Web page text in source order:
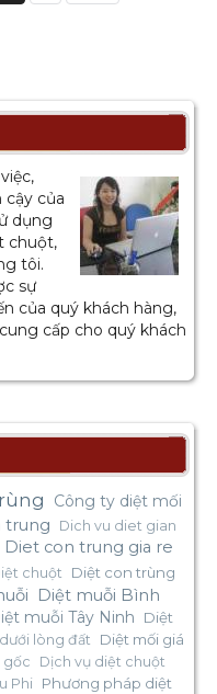
của
dụng
chuột,
tôi.
sự
của quý khách hàng,
cấp cho quý khách
Công ty diệt mối
trung Dich vu diet gian
Diet con trung gia re
chuột
Diệt con trùng
Diệt muỗi Bình
muỗi Tây Ninh
Diệt
lòng đất
Diệt mối giá
gốc Dịch vụ diệt chuột
Phi
Phương pháp diệt